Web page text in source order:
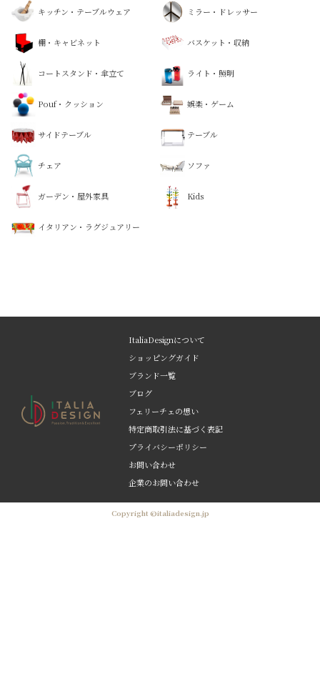
キッチン・テーブルウェア ミラー・ドレッサー
棚・キャビネット バスケット・収納
コートスタンド・傘立て ライト・照明
Pouf・クッション 娯楽・ゲーム
サイドテーブル テーブル
チェア ソファ
ガーデン・屋外家具 Kids
イタリアン・ラグジュアリー
ItaliaDesignについて
ショッピングガイド
ブランド一覧
ブログ
フェリーチェの想い
特定商取引法に基づく表記
プライバシーポリシー
お問い合わせ
企業のお問い合わせ
Copyright ©italiadesign.jp